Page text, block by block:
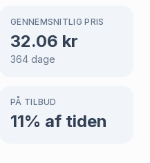
GENNEMSNITLIG PRIS
32.06 kr
364 dage
PÅ TILBUD
11% af tiden